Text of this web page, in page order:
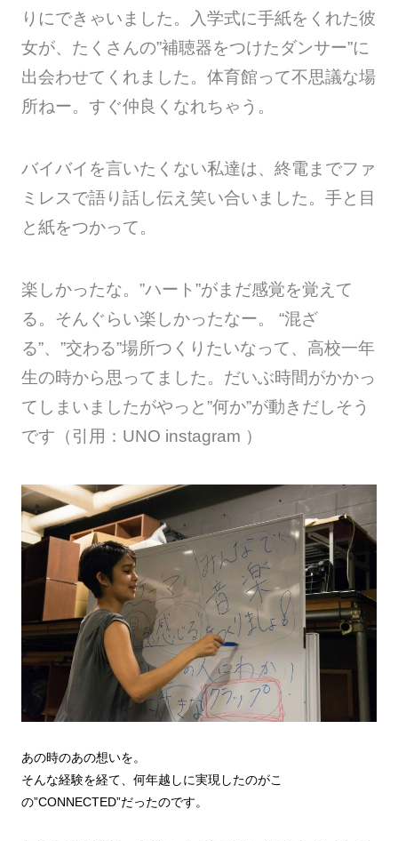
りにできゃいました。入学式に手紙をくれた彼
女が、たくさんの”補聴器をつけたダンサー”に
出会わせてくれました。体育館って不思議な場
所ねー。すぐ仲良くなれちゃう。
バイバイを言いたくない私達は、終電までファ
ミレスで語り話し伝え笑い合いました。 手と目
と紙をつかって。
楽しかったな。”ハート”がまだ感覚を覚えて
る。そんぐらい楽しかったなー。 “混ざ
る”、”交わる”場所つくりたいなって、高校一年
生の時から思ってました。 だいぶ時間がかかっ
てしまいましたがやっと”何か”が動きだしそう
です （引用：UNO instagram ）
あの時のあの想いを。
そんな経験を経て、何年越しに実現したのがこ
の”CONNECTED”だったのです。